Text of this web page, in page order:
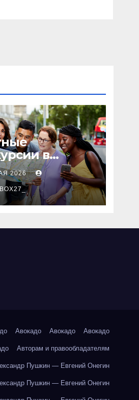
в
форматы,
и
2026
Авокадо Авокадо Авокадо
Авторам и правообладателям
Пушкин — Евгений Онегин
Пушкин — Евгений Онегин